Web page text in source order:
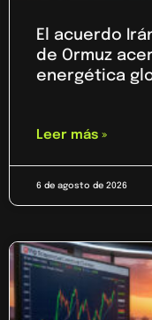
El acuerdo
de Ormuz
energética
Leer más »
6 de agosto de 2026